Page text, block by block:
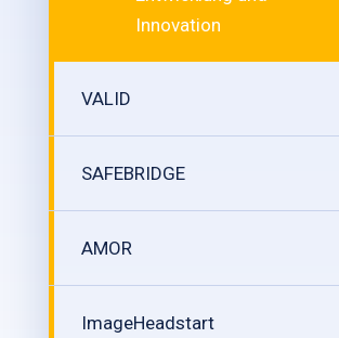
Innovation
VALID
SAFEBRIDGE
AMOR
ImageHeadstart